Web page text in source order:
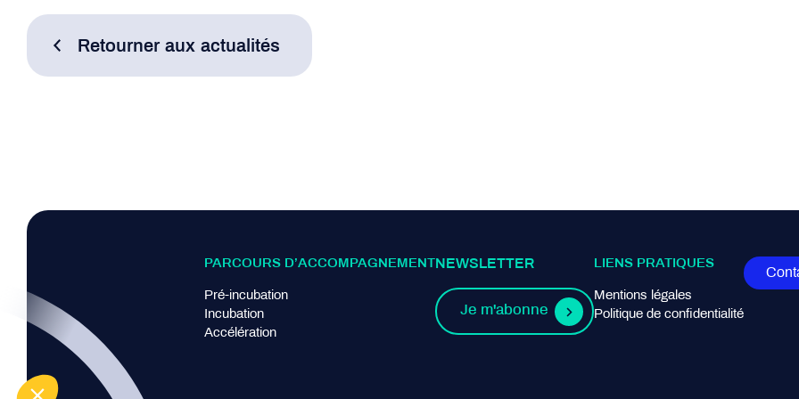
Retourner aux actualités
PARCOURS D’ACCOMPAGNEMENT
Pré-incubation
Incubation
Accélération
NEWSLETTER
Je m'abonne
LIENS PRATIQUES
Mentions légales
Politique de confidentialité